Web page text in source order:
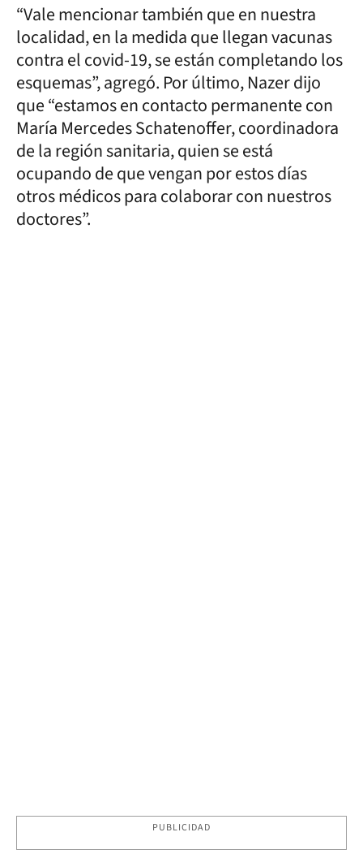
“Vale mencionar también que en nuestra
localidad, en la medida que llegan vacunas
contra el covid-19, se están completando los
esquemas”, agregó. Por último, Nazer dijo
que “estamos en contacto permanente con
María Mercedes Schatenoffer, coordinadora
de la región sanitaria, quien se está
ocupando de que vengan por estos días
otros médicos para colaborar con nuestros
doctores”.
PUBLICIDAD